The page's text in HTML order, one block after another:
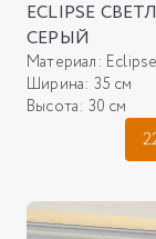
ECLIPSE
СЕРЫЙ
Материал: Eclipse
Ширина: 35 см
Высота: 30 см